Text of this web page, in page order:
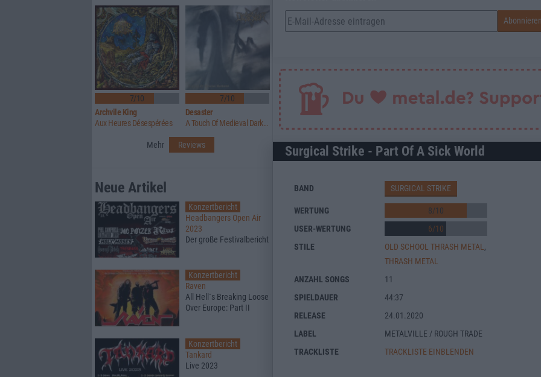
Surgical Strike - Part Of A Sick World
BAND SURGICAL STRIKE
WERTUNG 8/10
USER-WERTUNG
6/10
STILE
OLD SCHOOL THRASH METAL ,
THRASH METAL
ANZAHL SONGS
11
SPIELDAUER
44:37
RELEASE
24.01.2020
LABEL
METALVILLE / ROUGH TRADE
TRACKLISTE
TRACKLISTE EINBLENDEN
7/10
Archvile King
Aux Heures Désespérées
7/10
Desaster
A Touch Of Medieval Darkness
Mehr Reviews
Neue Artikel
Konzertbericht
Headbangers Open Air
2023
Der große Festivalbericht
Konzertbericht
Raven
All Hell´s Breaking Loose
Over Europe: Part II
Konzertbericht
Tankard
Live 2023